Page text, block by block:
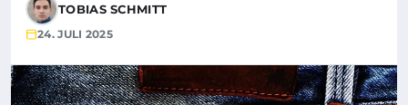
TOBIAS SCHMITT
24. JULI 2025